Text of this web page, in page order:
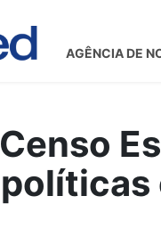
AGÊNCIA DE
Censo
políticas